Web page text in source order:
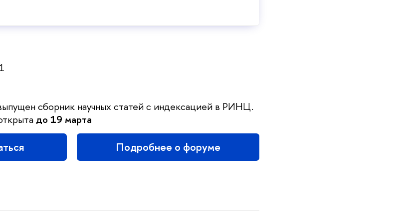
сборник научных статей с индексацией в РИНЦ.
до 19 марта
Подробнее о форуме